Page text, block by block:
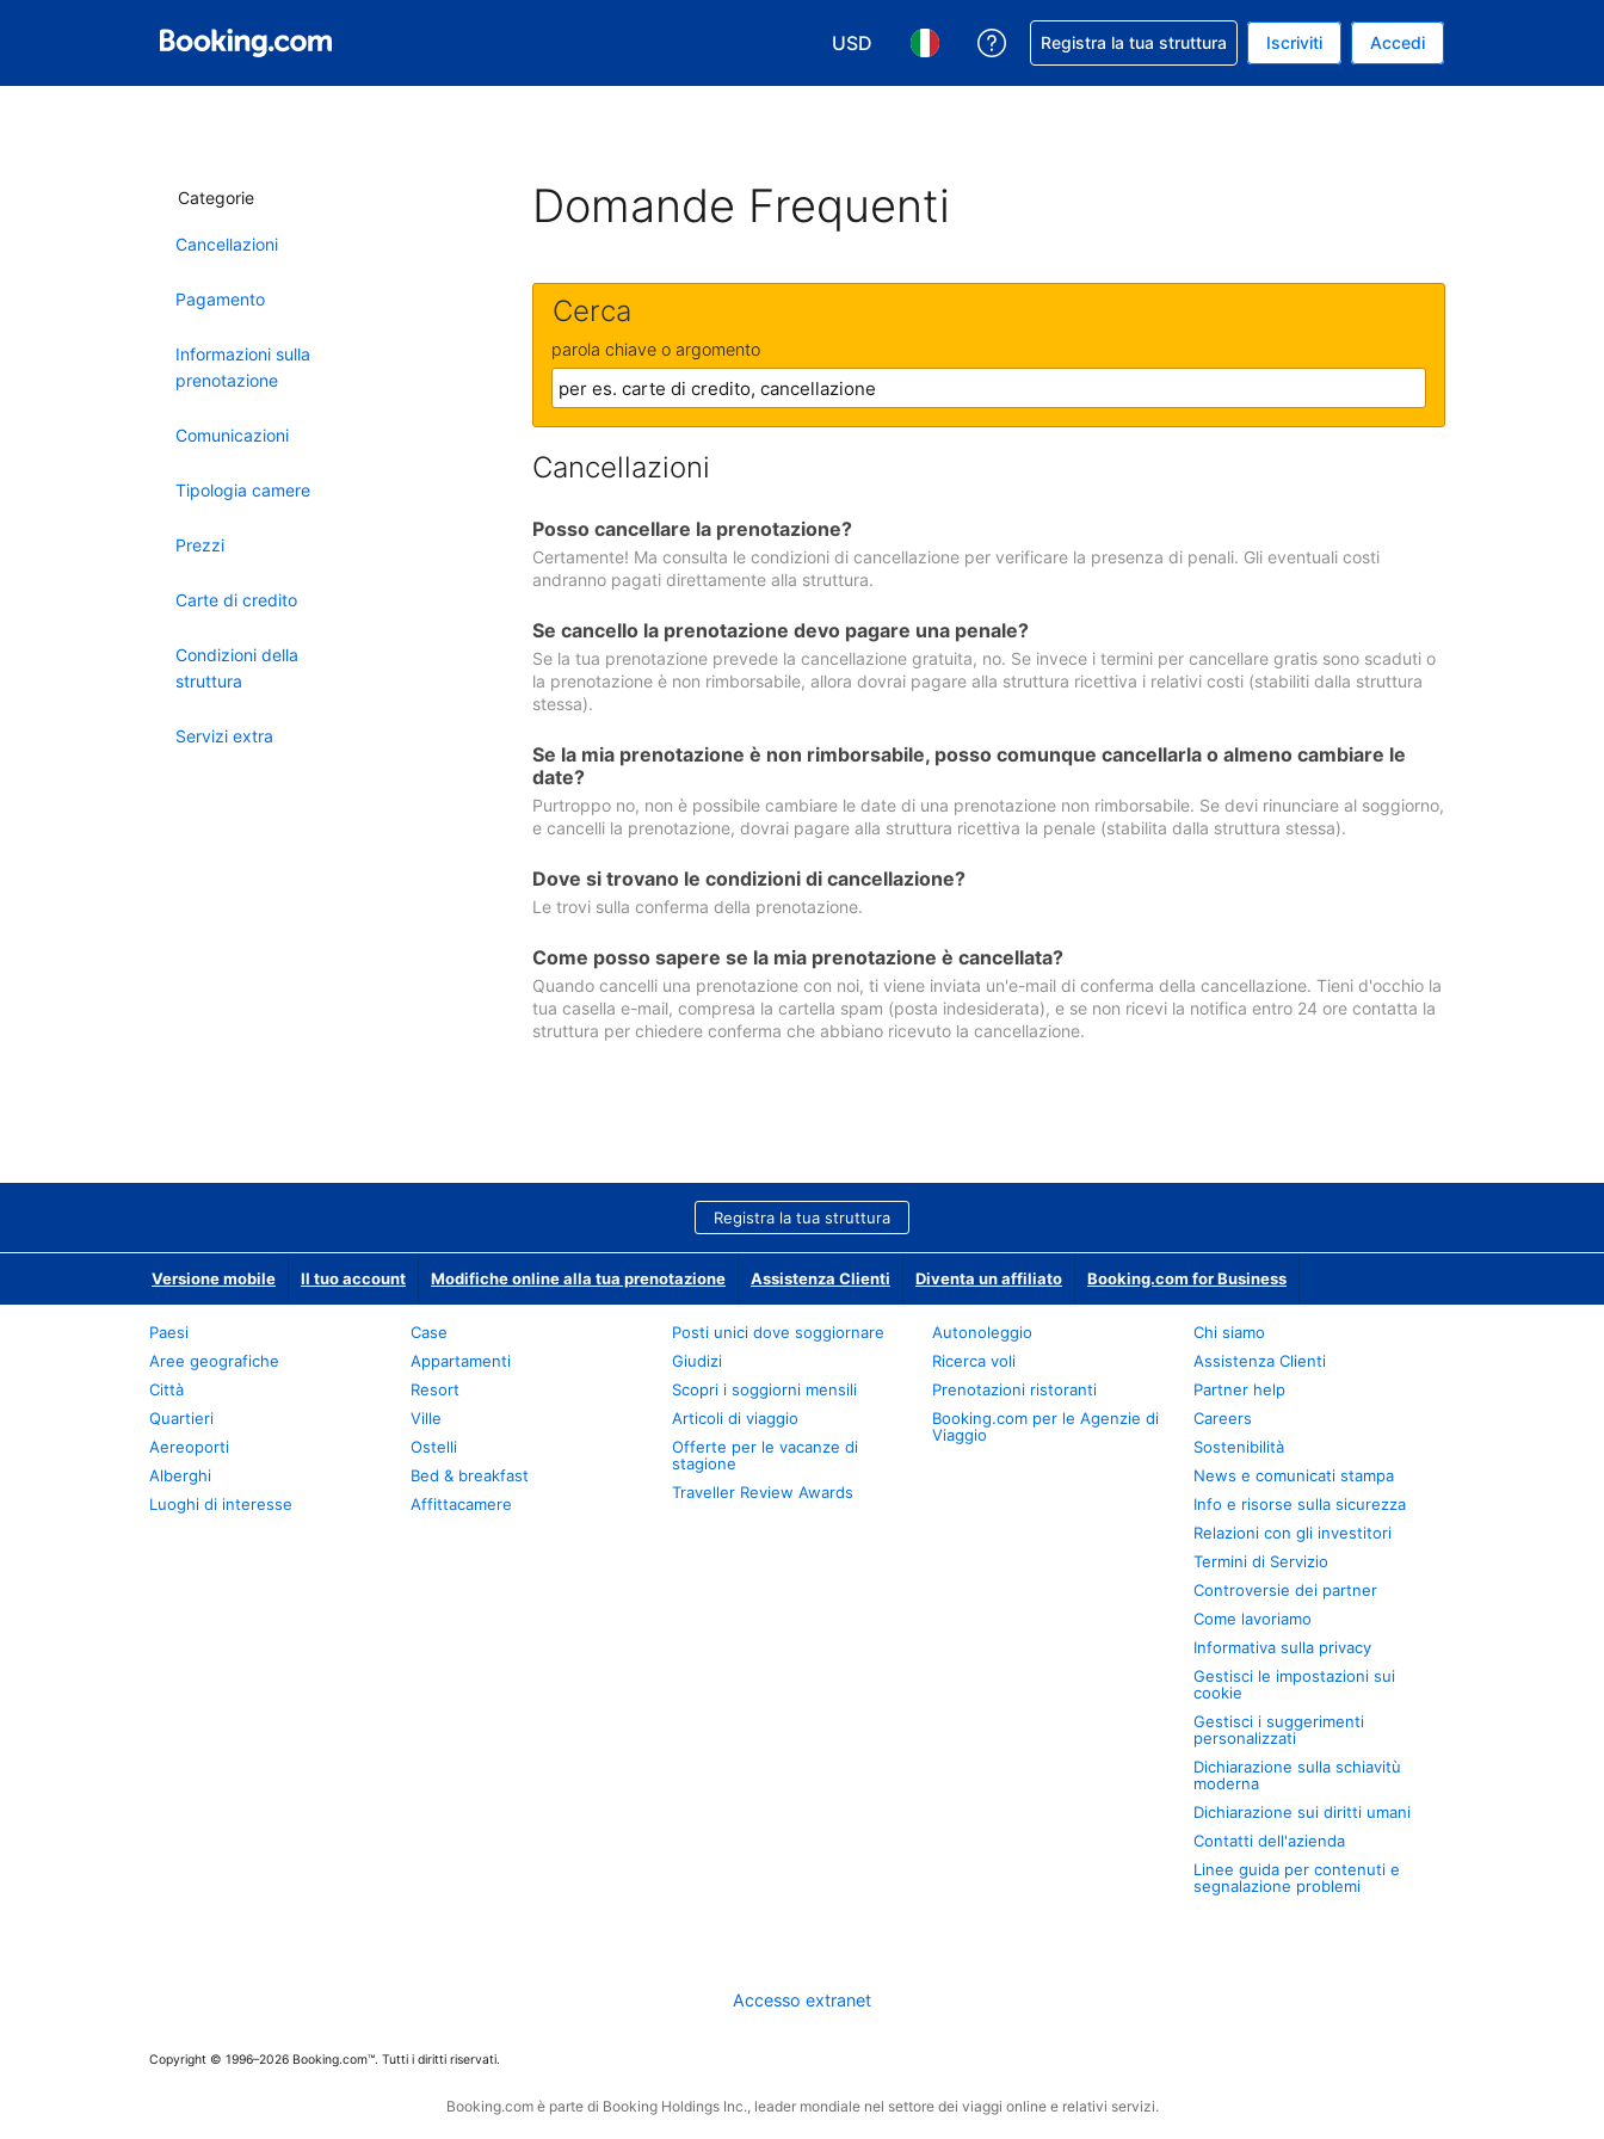
USD
Scegli la tua valuta. Valuta attuale: Dollaro statunitense
Scegli la tua lingua. Lingua attuale: Italiano
Ricevi aiuto con la prenotazione
Registra la tua struttura Iscriviti Accedi
Categorie
Cancellazioni
Pagamento
Informazioni sulla
prenotazione
Comunicazioni
Tipologia camere
Prezzi
Carte di credito
Condizioni della
struttura
Servizi extra
Domande Frequenti
Cerca
parola chiave o argomento
Cancellazioni
Posso cancellare la prenotazione?
Certamente! Ma consulta le condizioni di cancellazione per verificare la presenza di penali. Gli eventuali costi
andranno pagati direttamente alla struttura.
Se cancello la prenotazione devo pagare una penale?
Se la tua prenotazione prevede la cancellazione gratuita, no. Se invece i termini per cancellare gratis sono scaduti o
la prenotazione è non rimborsabile, allora dovrai pagare alla struttura ricettiva i relativi costi (stabiliti dalla struttura
stessa).
Se la mia prenotazione è non rimborsabile, posso comunque cancellarla o almeno cambiare le
date?
Purtroppo no, non è possibile cambiare le date di una prenotazione non rimborsabile. Se devi rinunciare al soggiorno,
e cancelli la prenotazione, dovrai pagare alla struttura ricettiva la penale (stabilita dalla struttura stessa).
Dove si trovano le condizioni di cancellazione?
Le trovi sulla conferma della prenotazione.
Come posso sapere se la mia prenotazione è cancellata?
Quando cancelli una prenotazione con noi, ti viene inviata un'e-mail di conferma della cancellazione. Tieni d'occhio la
tua casella e-mail, compresa la cartella spam (posta indesiderata), e se non ricevi la notifica entro 24 ore contatta la
struttura per chiedere conferma che abbiano ricevuto la cancellazione.
Registra la tua struttura
Versione mobile Il tuo account Modifiche online alla tua prenotazione Assistenza Clienti Diventa un affiliato Booking.com for Business
Paesi
Aree geografiche
Città
Quartieri
Aereoporti
Alberghi
Luoghi di interesse
Case
Appartamenti
Resort
Ville
Ostelli
Bed & breakfast
Affittacamere
Posti unici dove soggiornare
Giudizi
Scopri i soggiorni mensili
Articoli di viaggio
Offerte per le vacanze di
stagione
Traveller Review Awards
Autonoleggio
Ricerca voli
Prenotazioni ristoranti
Booking.com per le Agenzie di
Viaggio
Chi siamo
Assistenza Clienti
Partner help
Careers
Sostenibilità
News e comunicati stampa
Info e risorse sulla sicurezza
Relazioni con gli investitori
Termini di Servizio
Controversie dei partner
Come lavoriamo
Informativa sulla privacy
Gestisci le impostazioni sui
cookie
Gestisci i suggerimenti
personalizzati
Dichiarazione sulla schiavitù
moderna
Dichiarazione sui diritti umani
Contatti dell'azienda
Linee guida per contenuti e
segnalazione problemi
Accesso extranet
Copyright © 1996–2026 Booking.com™. Tutti i diritti riservati.
Booking.com è parte di Booking Holdings Inc., leader mondiale nel settore dei viaggi online e relativi servizi.